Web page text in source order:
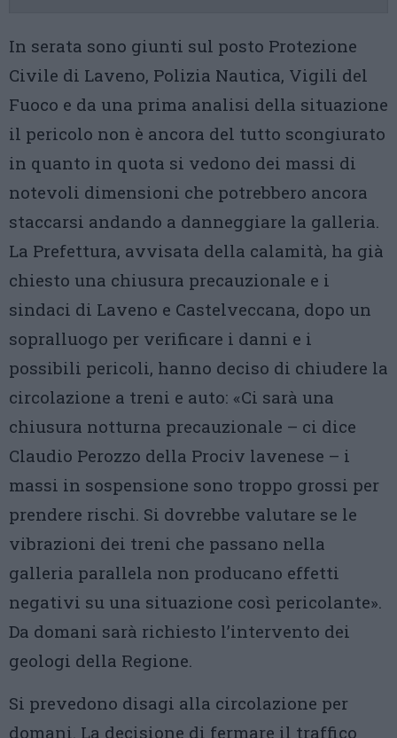
In serata sono giunti sul posto Protezione
Civile di Laveno, Polizia Nautica, Vigili del
Fuoco e da una prima analisi della situazione
il pericolo non è ancora del tutto scongiurato
in quanto in quota si vedono dei massi di
notevoli dimensioni che potrebbero ancora
staccarsi andando a danneggiare la galleria.
La Prefettura, avvisata della calamità, ha già
chiesto una chiusura precauzionale e i
sindaci di Laveno e Castelveccana, dopo un
sopralluogo per verificare i danni e i
possibili pericoli, hanno deciso di chiudere la
circolazione a treni e auto: «Ci sarà una
chiusura notturna precauzionale – ci dice
Claudio Perozzo della Prociv lavenese – i
massi in sospensione sono troppo grossi per
prendere rischi. Si dovrebbe valutare se le
vibrazioni dei treni che passano nella
galleria parallela non producano effetti
negativi su una situazione così pericolante».
Da domani sarà richiesto l’intervento dei
geologi della Regione.
Si prevedono disagi alla circolazione per
domani. La decisione di fermare il traffico